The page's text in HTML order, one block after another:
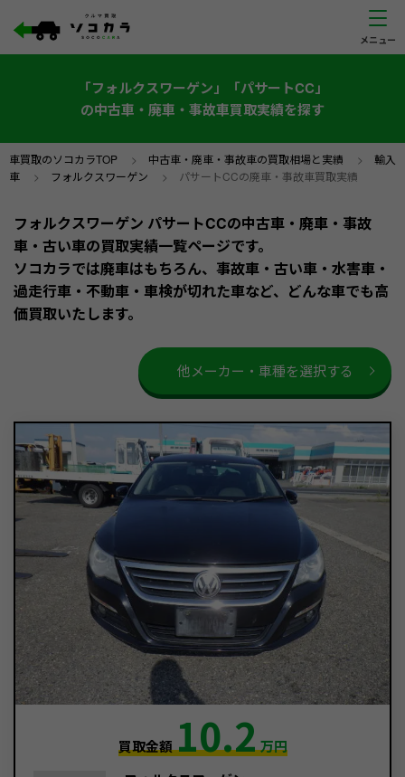
「フォルクスワーゲン」「パサートCC」
の中古車・廃車・事故車買取実績を探す
車買取のソコカラTOP > 中古車・廃車・事故車の買取相場と実績 > 輸入
車 > フォルクスワーゲン > パサートCCの廃車・事故車買取実績
フォルクスワーゲン パサートCCの中古車・廃車・事故
車・古い車の買取実績一覧ページです。
ソコカラでは廃車はもちろん、事故車・古い車・水害車・
過走行車・不動車・車検が切れた車など、どんな車でも高
価買取いたします。
他メーカー・車種を選択する
買取金額10.2万円